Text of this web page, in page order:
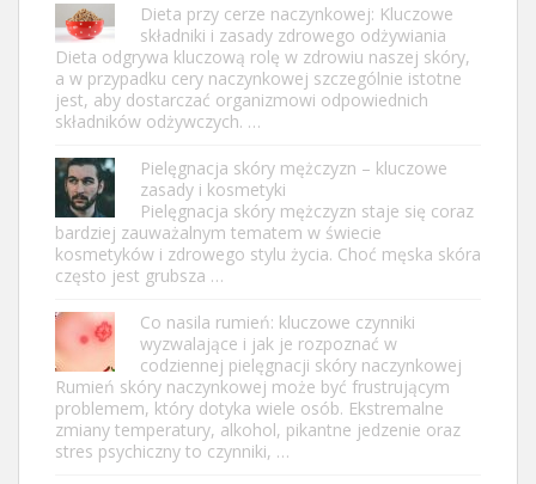
Dieta przy cerze naczynkowej: Kluczowe
składniki i zasady zdrowego odżywiania
Dieta odgrywa kluczową rolę w zdrowiu naszej skóry,
a w przypadku cery naczynkowej szczególnie istotne
jest, aby dostarczać organizmowi odpowiednich
składników odżywczych. …
Pielęgnacja skóry mężczyzn – kluczowe
zasady i kosmetyki
Pielęgnacja skóry mężczyzn staje się coraz
bardziej zauważalnym tematem w świecie
kosmetyków i zdrowego stylu życia. Choć męska skóra
często jest grubsza …
Co nasila rumień: kluczowe czynniki
wyzwalające i jak je rozpoznać w
codziennej pielęgnacji skóry naczynkowej
Rumień skóry naczynkowej może być frustrującym
problemem, który dotyka wiele osób. Ekstremalne
zmiany temperatury, alkohol, pikantne jedzenie oraz
stres psychiczny to czynniki, …